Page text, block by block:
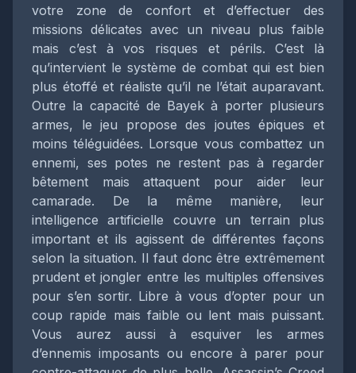
votre zone de confort et d’effectuer des
missions délicates avec un niveau plus faible
mais c’est à vos risques et périls. C’est là
qu’intervient le système de combat qui est bien
plus étoffé et réaliste qu’il ne l’était auparavant.
Outre la capacité de Bayek à porter plusieurs
armes, le jeu propose des joutes épiques et
moins téléguidées. Lorsque vous combattez un
ennemi, ses potes ne restent pas à regarder
bêtement mais attaquent pour aider leur
camarade. De la même manière, leur
intelligence artificielle couvre un terrain plus
important et ils agissent de différentes façons
selon la situation. Il faut donc être extrêmement
prudent et jongler entre les multiples offensives
pour s’en sortir. Libre à vous d’opter pour un
coup rapide mais faible ou lent mais puissant.
Vous aurez aussi à esquiver les armes
d’ennemis imposants ou encore à parer pour